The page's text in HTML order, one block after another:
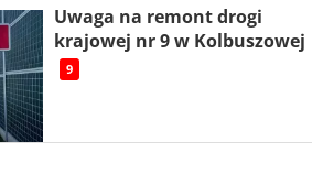
Uwaga na remont drogi
krajowej nr 9 w Kolbuszowej
9